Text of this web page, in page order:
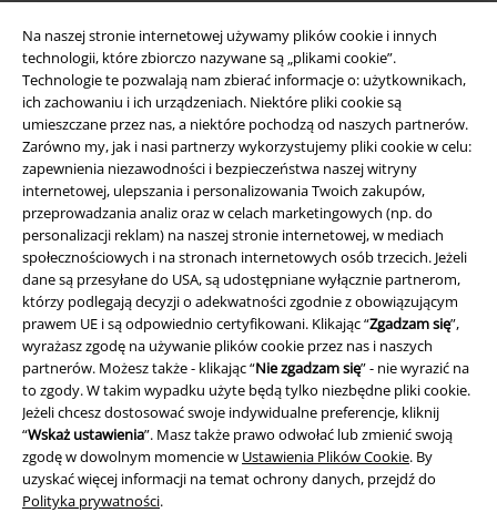
Na naszej stronie internetowej używamy plików cookie i innych
technologii, które zbiorczo nazywane są „plikami cookie”.
Technologie te pozwalają nam zbierać informacje o: użytkownikach,
ich zachowaniu i ich urządzeniach. Niektóre pliki cookie są
umieszczane przez nas, a niektóre pochodzą od naszych partnerów.
Zarówno my, jak i nasi partnerzy wykorzystujemy pliki cookie w celu:
zapewnienia niezawodności i bezpieczeństwa naszej witryny
internetowej, ulepszania i personalizowania Twoich zakupów,
przeprowadzania analiz oraz w celach marketingowych (np. do
personalizacji reklam) na naszej stronie internetowej, w mediach
społecznościowych i na stronach internetowych osób trzecich. Jeżeli
dane są przesyłane do USA, są udostępniane wyłącznie partnerom,
którzy podlegają decyzji o adekwatności zgodnie z obowiązującym
prawem UE i są odpowiednio certyfikowani. Klikając “Zgadzam się”,
wyrażasz zgodę na używanie plików cookie przez nas i naszych
partnerów. Możesz także - klikając “Nie zgadzam się” - nie wyrazić na
to zgody. W takim wypadku użyte będą tylko niezbędne pliki cookie.
Jeżeli chcesz dostosować swoje indywidualne preferencje, kliknij
“Wskaż ustawienia”. Masz także prawo odwołać lub zmienić swoją
zgodę w dowolnym momencie w Ustawienia Plików Cookie. By
uzyskać więcej informacji na temat ochrony danych, przejdź do
Polityka prywatności.
Aplikację EMP
Ściągnij nową aplikację EMP - ZA DARMO - i korzystaj z nowych
funkcji!
A Warner Music Group Company